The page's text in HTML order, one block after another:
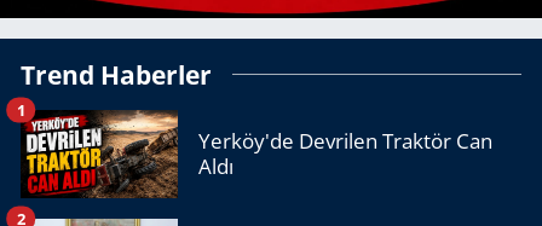
Trend Haberler
Yerköy'de Devrilen Traktör Can
Aldı
1
2